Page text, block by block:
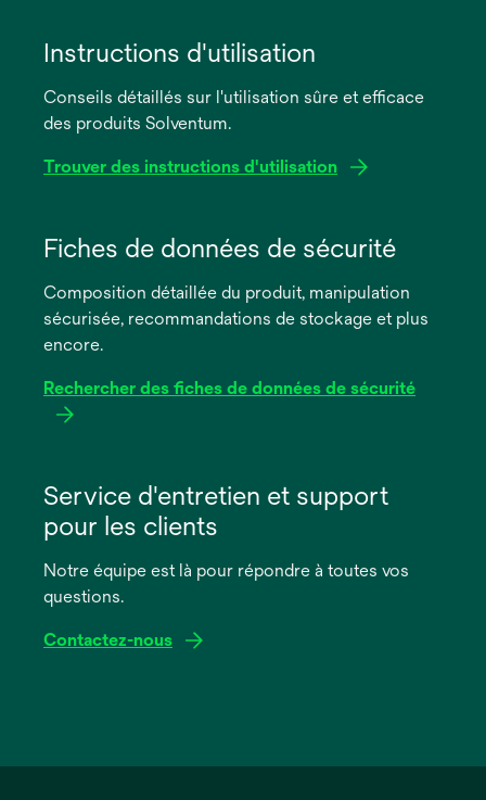
Instructions d'utilisation
Conseils détaillés sur l'utilisation sûre et efficace
des produits Solventum.
Trouver des instructions d'utilisation
dans
nouvel
onglet
Fiches de données de sécurité
Composition détaillée du produit, manipulation
sécurisée, recommandations de stockage et plus
encore.
Rechercher des fiches de données de sécurité
dans
nouvel
onglet
Service d'entretien et support
pour les clients
Notre équipe est là pour répondre à toutes vos
questions.
Contactez-nous